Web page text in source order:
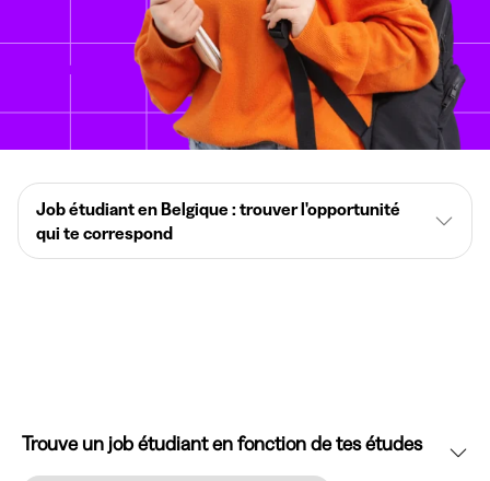
Job étudiant en Belgique : trouver l'opportunité
qui te correspond
Trouve un job étudiant en fonction de tes études